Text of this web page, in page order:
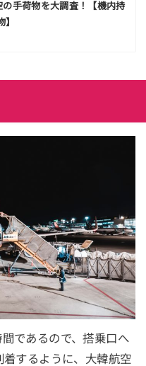
の手荷物を大調査！【機内持
であるので、搭乗口へ
着するように、大韓航空